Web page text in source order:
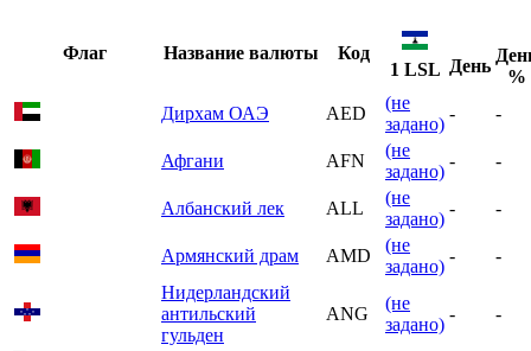
Флаг Название валюты
Код
1 LSL День
%
Дирхам ОАЭ
AED
(не
задано)
- -
Афгани AFN
(не
задано)
- -
Албанский лек ALL
(не
задано)
- -
Армянский драм AMD
(не
задано)
-
-
Нидерландский
антильский
гульден
ANG
(не
задано)
- -